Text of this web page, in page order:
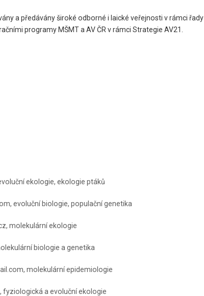
a předávány široké odborné i laické veřejnosti v rámci řady
programy MŠMT a AV ČR v rámci Strategie AV21.
ekologie, ekologie ptáků
evoluční biologie, populační genetika
molekulární ekologie
biologie a genetika
molekulární epidemiologie
fyziologická a evoluční ekologie